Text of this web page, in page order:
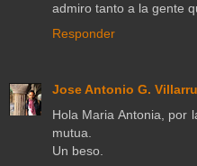
admiro tanto a la gente
Responder
Jose Antonio G.
Hola Maria Antonia, por
mutua.
Un beso.